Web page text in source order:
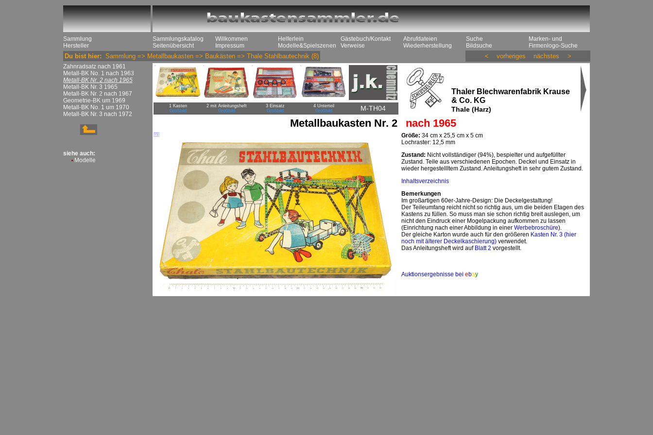
Sammlung
Hersteller
Sammlungskatalog
Seitenübersicht
Willkommen
Impressum
Helferlein
Modelle&Spielszenen
Gästebuch/Kontakt
Verweise
Abrufdateien
Wiederherstellung
Suche
Bildsuche
Marken- und
Firmenlogo-Suche
Du bist hier: Sammlung => Metallbaukasten => Baukästen => Thale Stahlbautechnik (8) < vorheriges nächstes >
Zahnradsatz nach 1961
Metall-BK No. 1 nach 1963
Metall-BK Nr. 2 nach 1965
Metall-BK Nr. 3 1965
Metall-BK Nr. 2 nach 1967
Geometrie-BK um 1969
Metall-BK No. 1 um 1970
Metall-BK Nr. 3 nach 1972
siehe auch:
Modelle
1 Kasten
Großbild
2 mit Anleitungsheft
Großbild
3 Einsatz
Großbild
4 Unterteil
Großbild
M-TH04
Thaler Blechwarenfabrik Krause
& Co. KG
Thale (Harz)
Metallbaukasten Nr. 2 nach 1965
Größe: 34 cm x 25,5 cm x 5 cm
Lochraster: 12,5 mm
Zustand: Nicht vollständiger (94%), bespielter und aufgefüllter
Zustand. Teile aus verschiedenen Epochen. Deckel und Einsatz in
wieder hergestellltem Zustand. Anleitungsheft in sehr gutem Zustand.
Inhaltsverzeichnis
Bemerkungen
Im großartigen 60er-Jahre-Design: Die Deckelgestaltung!
Der Teileumfang reicht nicht so richtig aus, um die beiden Etagen des
Kastens zu füllen. So muss man sie schon richtig breit auslegen, um
nicht den Eindruck einer Mogelpackung aufkommen zu lassen
(Einrichtung nach einer Abbildung in einer Werbebroschüre).
Der gleiche Karton wurde auch für den größeren Kasten Nr. 3 (hier
noch mit älterer Deckelkaschierung) verwendet.
Das Anleitungsheft wird auf Blatt 2 vorgestellt.
Auktionsergebnisse bei ebay